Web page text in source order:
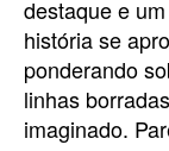
destaque e
história se
ponderando
linhas
imaginado.